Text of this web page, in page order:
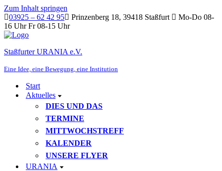
Zum Inhalt springen
03925 – 62 42 95
Prinzenberg 18, 39418 Staßfurt
Mo-Do 08-
16 Uhr Fr 08-15 Uhr
Staßfurter URANIA e.V.
Eine Idee, eine Bewegung, eine Institution
Start
Aktuelles
DIES UND DAS
TERMINE
MITTWOCHSTREFF
KALENDER
UNSERE FLYER
URANIA